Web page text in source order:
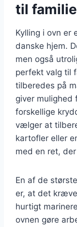
til
Kylling i ovn er
danske hjem.
men også
perfekt valg til
tilberedes på
giver mulighed
forskellige
vælger at
kartofler eller
med en ret,
En af de
er, at det
hurtigt
ovnen gøre